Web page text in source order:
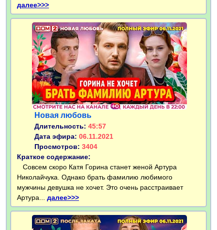
далее>>>
Новая любовь
Длительность: 45:57
Дата эфира: 06.11.2021
Просмотров: 3404
Краткое содержание:
Совсем скоро Катя Горина станет женой Артура
Николайчука. Однако брать фамилию любимого
мужчины девушка не хочет. Это очень расстраивает
Артура... далее>>>